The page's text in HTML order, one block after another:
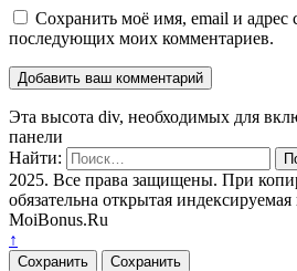
Сохранить моё имя, email и адрес
последующих моих комментариев.
Эта высота div, необходимых для
панели
Найти:
2025. Все права защищены. При
обязательна открытая
MoiBonus.Ru
↑